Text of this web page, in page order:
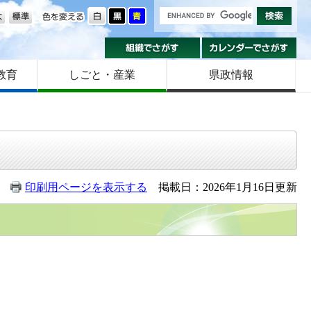
色を変える
大きさ
組織でさがす
育 しごと・産業 県政情報
印刷用ページを表示する 掲載日：2026年1月16日更新